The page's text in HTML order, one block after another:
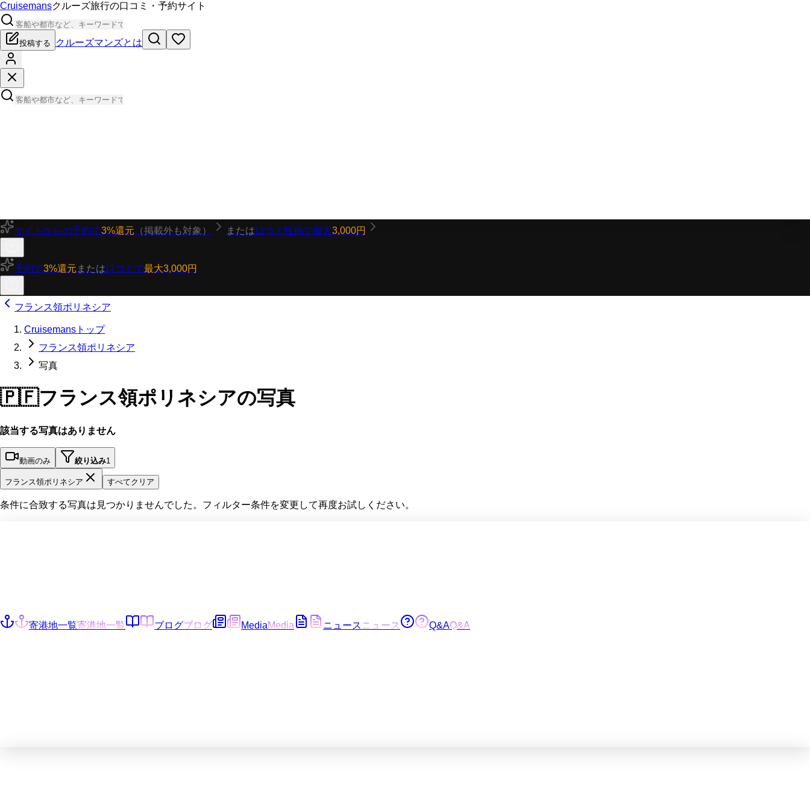
Cruisemansクルーズ旅行の口コミ・予約サイト
投稿する クルーズマンズとは
サイトからの予約で3%還元 （掲載外も対象） または口コミ投稿で最大3,000円
予約で3%還元 または口コミで最大3,000円
フランス領ポリネシア
Cruisemansトップ
フランス領ポリネシア
写真
🇵🇫フランス領ポリネシアの写真
該当する写真はありません
動画のみ 絞り込み1
フランス領ポリネシア すべてクリア
条件に合致する写真は見つかりませんでした。フィルター条件を変更して再度お試しください。
寄港地一覧寄港地一覧 ブログブログ MediaMedia ニュース ニュース Q&AQ&A